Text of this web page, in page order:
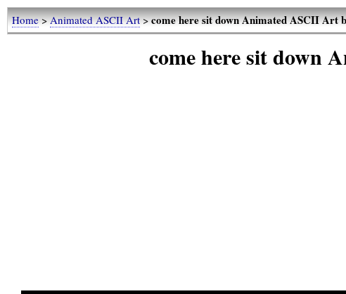
Home>Animated ASCII Art>come here sit down Animated ASCII Art
come here sit down